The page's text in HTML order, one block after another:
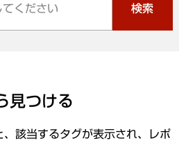
検索
見つける
該当するタグが表示され、レポ